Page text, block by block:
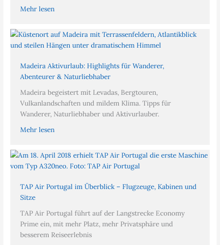
Mehr lesen
Madeira Aktivurlaub: Highlights für Wanderer,
Abenteurer & Naturliebhaber
Madeira begeistert mit Levadas, Bergtouren,
Vulkanlandschaften und mildem Klima. Tipps für
Wanderer, Naturliebhaber und Aktivurlauber.
Mehr lesen
TAP Air Portugal im Überblick – Flugzeuge, Kabinen und
Sitze
TAP Air Portugal führt auf der Langstrecke Economy
Prime ein, mit mehr Platz, mehr Privatsphäre und
besserem Reiseerlebnis